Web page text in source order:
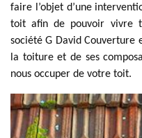
faire l’objet d’une
toit afin de pouvoir vivre
société G David Couverture
la toiture et de ses
nous occuper de votre toit.